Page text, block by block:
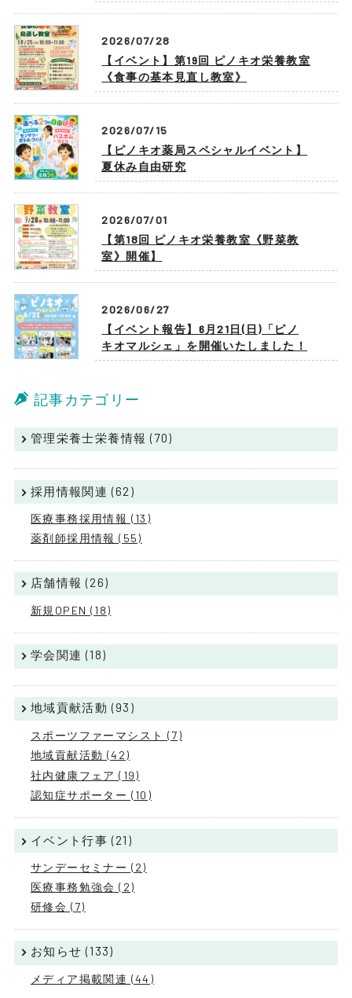
2026/07/28
【イベント】第19回 ピノキオ栄養教室
《食事の基本見直し教室》
2026/07/15
【ピノキオ薬局スペシャルイベント】
夏休み自由研究
2026/07/01
【第18回 ピノキオ栄養教室《野菜教
室》開催】
2026/06/27
【イベント報告】6月21日(日)「ピノ
キオマルシェ」を開催いたしました！
記事カテゴリー
管理栄養士栄養情報 (70)
採用情報関連 (62)
医療事務採用情報 (13)
薬剤師採用情報 (55)
店舗情報 (26)
新規OPEN (18)
学会関連 (18)
地域貢献活動 (93)
スポーツファーマシスト (7)
地域貢献活動 (42)
社内健康フェア (19)
認知症サポーター (10)
イベント行事 (21)
サンデーセミナー (2)
医療事務勉強会 (2)
研修会 (7)
お知らせ (133)
メディア掲載関連 (44)